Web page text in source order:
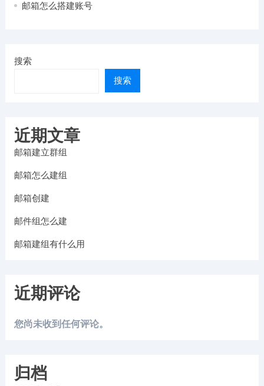
邮箱怎么搭建账号
搜索
搜索
近期文章
邮箱建立群组
邮箱怎么建组
邮箱创建
邮件组怎么建
邮箱建组有什么用
近期评论
您尚未收到任何评论。
归档